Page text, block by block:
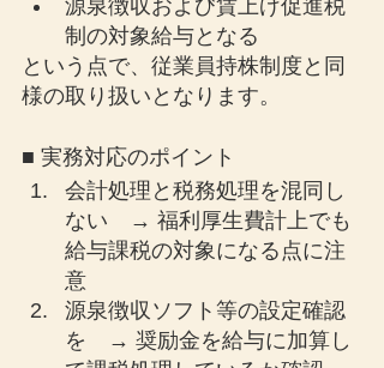
源泉徴収および賃上げ促進税
制の対象給与となる
という点で、従業員持株制度と同
様の取り扱いとなります。
■ 実務対応のポイント
会計処理と税務処理を混同し
ない　→ 福利厚生費計上でも
給与課税の対象になる点に注
意
源泉徴収ソフト等の設定確認
を　→ 奨励金を給与に加算し